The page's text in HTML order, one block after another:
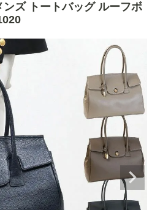
ンズ トートバッグ ルーフボ